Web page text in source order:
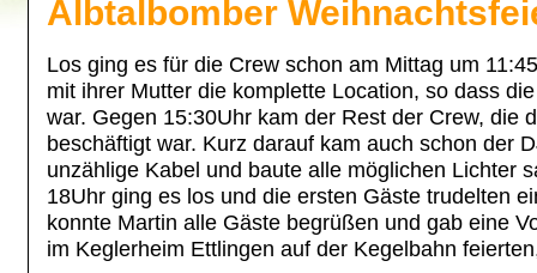
Albtalbomber
Los ging es für die Crew schon am Mittag um
mit ihrer Mutter die komplette Location, so dass
war. Gegen 15:30Uhr kam der Rest der Crew, die
beschäftigt war. Kurz darauf kam auch schon der
unzählige Kabel und baute alle möglichen Lichter
18Uhr ging es los und die ersten Gäste trudelten
konnte Martin alle Gäste begrüßen und gab eine
im Keglerheim Ettlingen auf der Kegelbahn